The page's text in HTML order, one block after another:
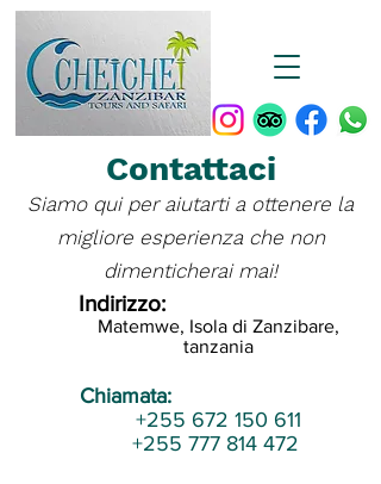
Siamo qui per aiutarti a ottenere la
migliore esperienza che non
dimenticherai mai!
Indirizzo:
Matemwe, Isola di Zanzibare,
tanzania
Chiamata:
+255 672 150 611
+255 777 814 472
Contattaci